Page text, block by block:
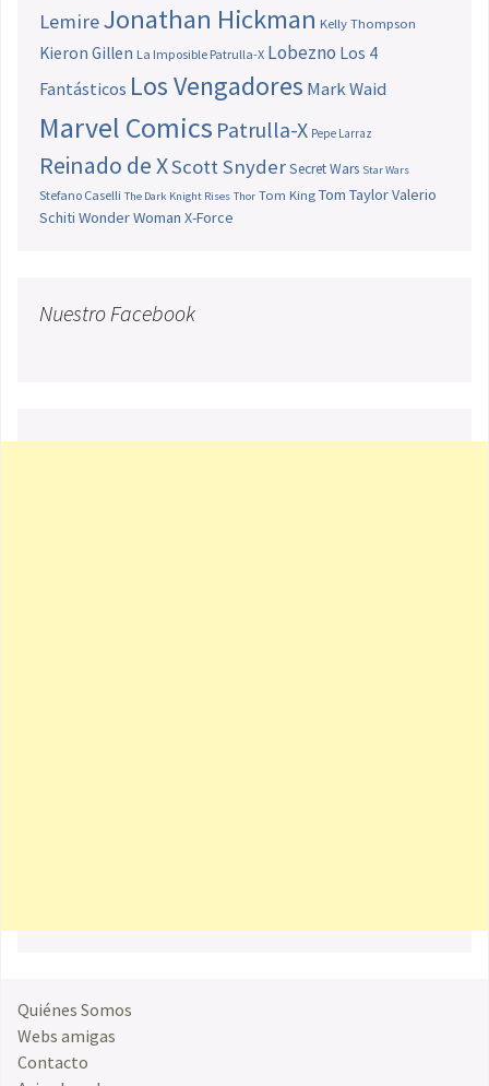
LemireJonathan Hickman Kelly Thompson
Kieron Gillen La Imposible Patrulla-X Lobezno Los 4
Fantásticos Los Vengadores Mark Waid
Marvel Comics Patrulla-X Pepe Larraz
Reinado de XScott SnyderSecret Wars Star Wars
Stefano Caselli The Dark Knight Rises Thor Tom King Tom TaylorValerio
Schiti Wonder Woman X-Force
Nuestro Facebook
Quiénes Somos
Webs amigas
Contacto